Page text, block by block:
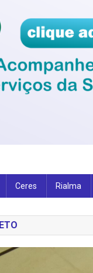
Ceres Rialma